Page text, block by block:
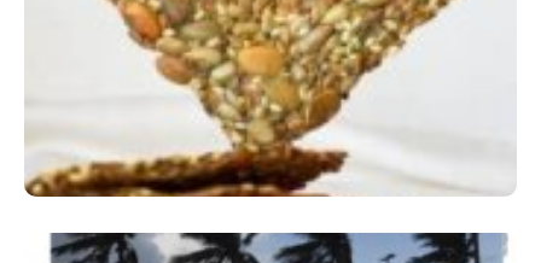
Comer Bem: Cracker De Sementes